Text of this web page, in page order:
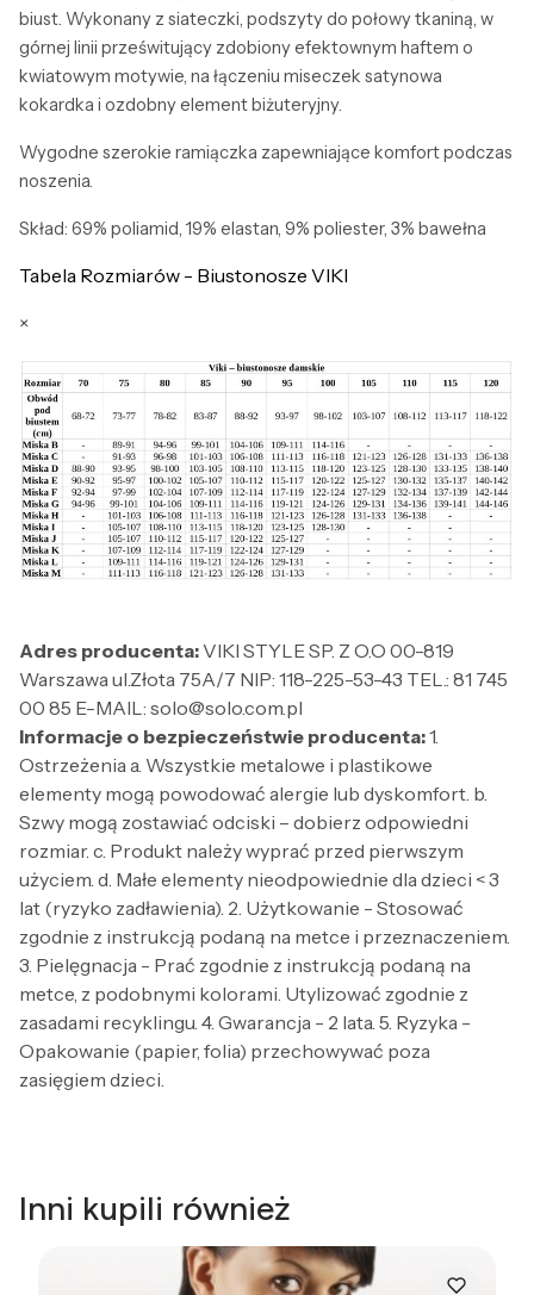
biust. Wykonany z siateczki, podszyty do połowy tkaniną, w
górnej linii prześwitujący zdobiony efektownym haftem o
kwiatowym motywie, na łączeniu miseczek satynowa
kokardka i ozdobny element biżuteryjny.
Wygodne szerokie ramiączka zapewniające komfort podczas
noszenia.
Skład: 69% poliamid, 19% elastan, 9% poliester, 3% bawełna
Tabela Rozmiarów - Biustonosze VIKI
×
Adres producenta:VIKI STYLE SP. Z O.O 00-819
Warszawa ul.Złota 75A/7 NIP: 118-225-53-43 TEL.: 81 745
00 85 E-MAIL: solo@solo.com.pl
Informacje o bezpieczeństwie producenta:1.
Ostrzeżenia a. Wszystkie metalowe i plastikowe
elementy mogą powodować alergie lub dyskomfort. b.
Szwy mogą zostawiać odciski – dobierz odpowiedni
rozmiar. c. Produkt należy wyprać przed pierwszym
użyciem. d. Małe elementy nieodpowiednie dla dzieci < 3
lat (ryzyko zadławienia). 2. Użytkowanie - Stosować
zgodnie z instrukcją podaną na metce i przeznaczeniem.
3. Pielęgnacja - Prać zgodnie z instrukcją podaną na
metce, z podobnymi kolorami. Utylizować zgodnie z
zasadami recyklingu. 4. Gwarancja - 2 lata. 5. Ryzyka -
Opakowanie (papier, folia) przechowywać poza
zasięgiem dzieci.
Inni kupili również